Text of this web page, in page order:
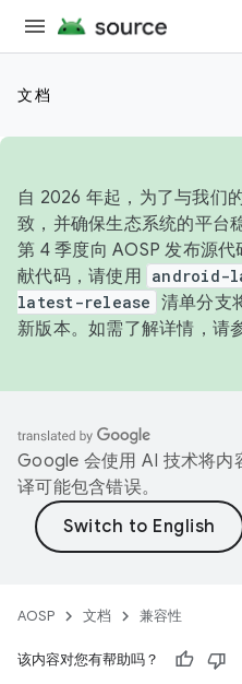
文档
自 2026 年起，为了与我们
致，并确保生态系统的平台
第 4 季度向 AOSP 发布源
献代码，请使用 android-
latest-release 清单分支
新版本。如需了解详情，请
Google 会使用 AI 技术将内
译可能包含错误。
AOSP 文档 兼容性
该内容对您有帮助吗？